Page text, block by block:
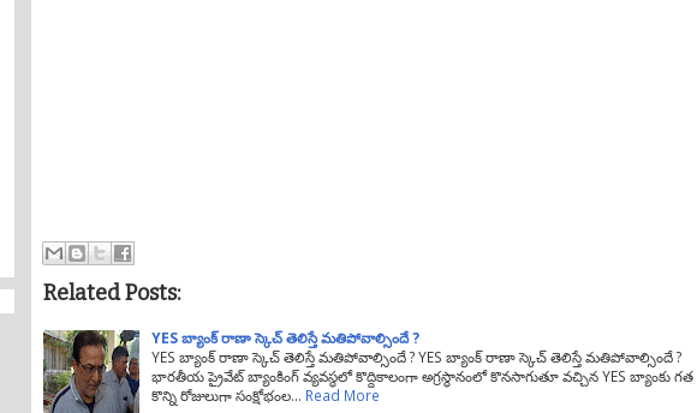
Related Posts:
YES బ్యాంక్ రాణా స్కెచ్ తెలిస్తే మతిపోవాల్సిందే ?
YES బ్యాంక్ రాణా స్కెచ్ తెలిస్తే మతిపోవాల్సిందే ? YES బ్యాంక్ రాణా స్కెచ్ తెలిస్తే మతిపోవాల్సిందే ?
భారతీయ ప్రైవేట్ బ్యాంకింగ్ వ్యవస్థలో కొద్దికాలంగా అగ్రస్థానంలో కొనసాగుతూ వచ్చిన YES బ్యాంకు గత
కొన్ని రోజులుగా సంక్షోభంల… Read More